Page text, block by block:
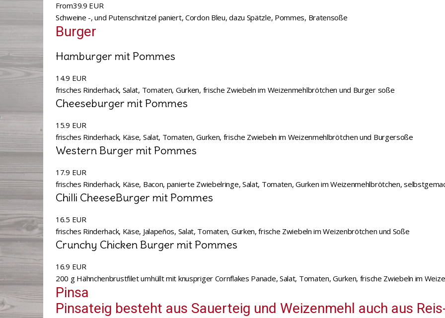
From39.9 EUR
Schweine -, und Putenschnitzel paniert, Cordon Bleu, dazu Spätzle, Pommes, Bratensoße
Burger
Hamburger mit Pommes
14.9 EUR
frisches Rinderhack, Salat, Tomaten, Gurken, frische Zwiebeln im Weizenmehlbrötchen und Burger soße
Cheeseburger mit Pommes
15.9 EUR
frisches Rinderhack, Käse, Salat, Tomaten, Gurken, frische Zwiebeln im Weizenmehlbrötchen und Burgersoße
Western Burger mit Pommes
17.9 EUR
frisches Rinderhack, Käse, Bacon, panierte Zwiebelringe, Salat, Tomaten, Gurken im Weizenmehlbrötchen,
Chilli CheeseBurger mit Pommes
16.5 EUR
frisches Rinderhack, Käse, Jalapeños, Salat, Tomaten, Gurken, frische Zwiebeln im Weizenbrötchen und Soße
Crunchy Chicken Burger mit Pommes
16.9 EUR
200 g Hähnchenbrustfilet umhüllt mit knuspriger Cornflakes Panade, Salat, Tomaten, Gurken, frische Zwiebeln im
Pinsa
Pinsateig besteht aus Sauerteig und Weizenmehl auch aus